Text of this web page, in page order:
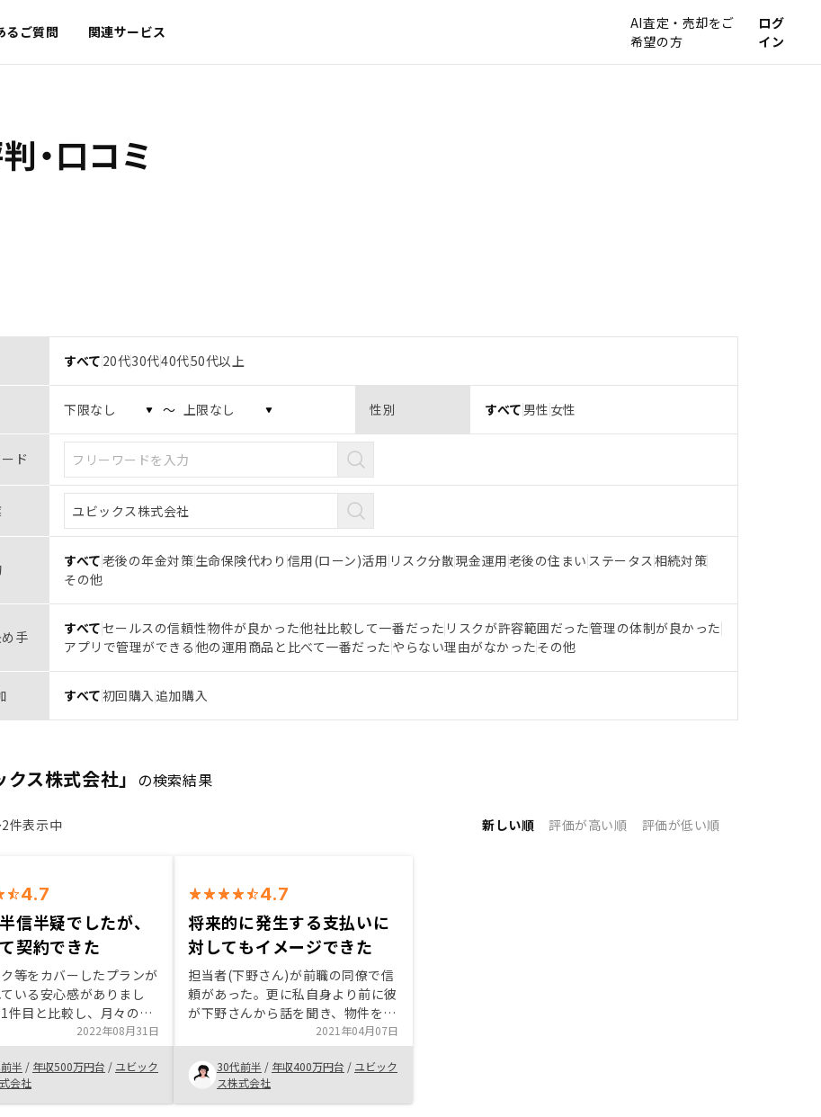
るご質問 関連サービス
AI査定・売却をご
希望の方
ログ
イン
・口コミ
すべて 20代30代40代50代以上
〜 性別 すべて 男性 女性
ド
すべて老後の年金対策生命保険代わり 信用(ローン)活用 リスク分散現金運用老後の住まい ステータス相続対策
その他
手 すべてセールスの信頼性物件が良かった他社比較して一番だった リスクが許容範囲だった管理の体制が良かった
アプリで管理ができる 他の運用商品と比べて一番だった やらない理由がなかったその他
すべて初回購入 追加購入
クス株式会社」 の検索結果
件表示中 新しい順 評価が高い順 評価が低い順
4.7
信半疑でしたが、
契約できた
等をカバーしたプランが
いる安心感がありまし
件目と比較し、月々の手
えることができる物件を紹
ました。もちろん不安は
が、担当者の方は前職の
こともあり、不安を伝え
ていただき納得した上で
2022年08月31日
半 / 年収500万円台 / ユビック
会社
4.7
将来的に発生する支払いに
対してもイメージできた
担当者(下野さん)が前職の同僚で信
頼があった。更に私自身より前に彼
が下野さんから話を聞き、物件を購
入したことがきっかけで、より安心
して投資に踏み込めた。将来的に発
生する支払いイメージもシュミレー
ションで分かりやすかった。
2021年04月07日
30代前半 / 年収400万円台 / ユビック
ス株式会社